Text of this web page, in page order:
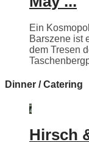
Ein
Barszene ist
dem Tresen
Dinner / Catering
Hirsch